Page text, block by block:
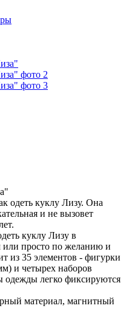
одеть куклу Лизу. Она
и не вызовет
куклу Лизу в
или просто по желанию и
из 35 элементов - фигурки
и четырех наборов
одежды легко фиксируются
материал, магнитный